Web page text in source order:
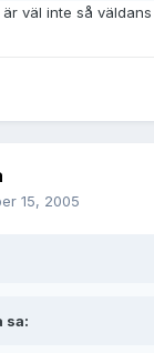
väl inte så väldans
15, 2005
sa: